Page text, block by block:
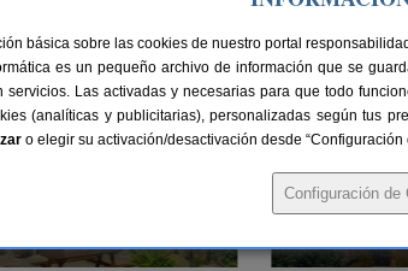
Rurales cerca de Castrillo de
La
básica sobre las cookies de nuestro portal
es un pequeño archivo de información que se
servicios. Las activadas y necesarias para que todo
(analíticas y publicitarias), personalizadas según tus
o elegir su activación/desactivación desde